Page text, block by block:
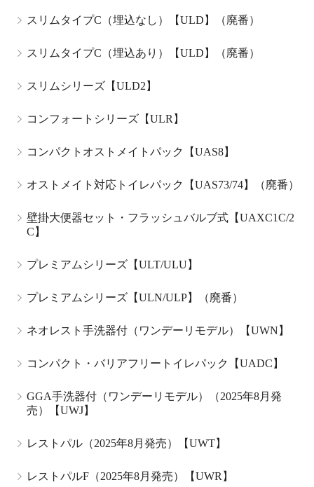
スリムタイプC（埋込なし）【ULD】（廃番）
スリムタイプC（埋込あり）【ULD】（廃番）
スリムシリーズ【ULD2】
コンフォートシリーズ【ULR】
コンパクトオストメイトパック【UAS8】
オストメイト対応トイレパック【UAS73/74】（廃番）
壁掛大便器セット・フラッシュバルブ式【UAXC1C/2
C】
プレミアムシリーズ【ULT/ULU】
プレミアムシリーズ【ULN/ULP】（廃番）
ネオレスト手洗器付（ワンデーリモデル）【UWN】
コンパクト・バリアフリートイレパック【UADC】
GGA手洗器付（ワンデーリモデル）（2025年8月発
売）【UWJ】
レストパル（2025年8月発売）【UWT】
レストパルF（2025年8月発売）【UWR】